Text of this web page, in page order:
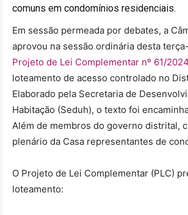
comuns em condomínios residenciais.
Em sessão permeada por debates, a
aprovou na sessão ordinária desta
Projeto de Lei Complementar nº 61/2024
loteamento de acesso controlado no
Elaborado pela Secretaria de
Habitação (Seduh), o texto foi
Além de membros do governo distrital,
plenário da Casa representantes de
O Projeto de Lei Complementar (PLC)
loteamento: